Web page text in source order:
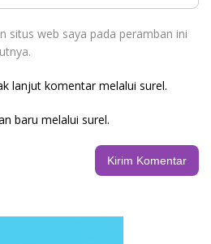
situs web saya pada peramban ini
lanjut komentar melalui surel.
baru melalui surel.